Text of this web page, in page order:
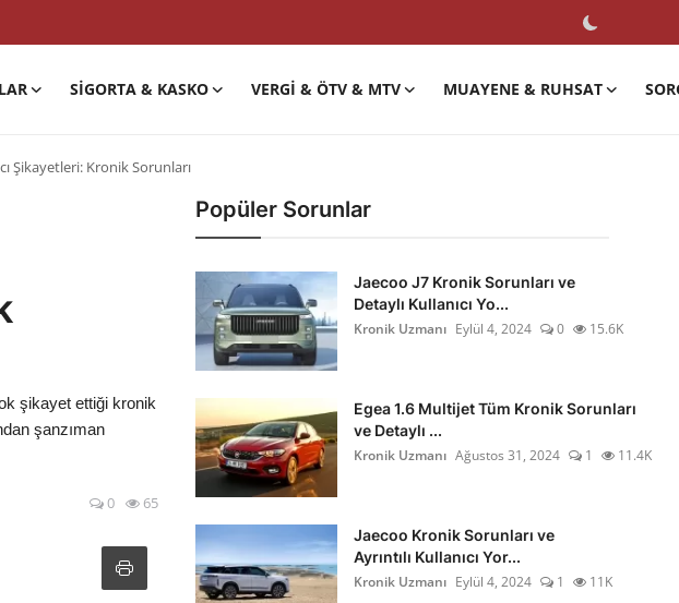
SIGORTA & KASKO VERGI & ÖTV & MTV MUAYENE & RUHSAT
Şikayetleri: Kronik Sorunları
şikayet ettiği kronik
şanzıman
0 65
Popüler Sorunlar
Jaecoo J7 Kronik Sorunları ve
Detaylı Kullanıcı Yo...
Kronik Uzmanı Eylül 4, 2024 0 15.6K
Egea 1.6 Multijet Tüm Kronik Sorunları
ve Detaylı ...
Kronik Uzmanı Ağustos 31, 2024 1 11.4K
Jaecoo Kronik Sorunları ve
Ayrıntılı Kullanıcı Yor...
Kronik Uzmanı Eylül 4, 2024 1 11K